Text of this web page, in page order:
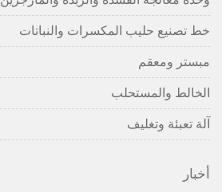
خط تصنيع حليب المكسرات والنباتات
مبستر ومعقم
الخالط والمستحلب
آلة تعبئة وتغليف
أخبار